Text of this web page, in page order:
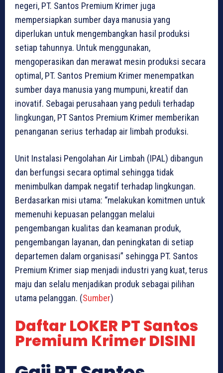
negeri, PT. Santos Premium Krimer juga
mempersiapkan sumber daya manusia yang
diperlukan untuk mengembangkan hasil produksi
setiap tahunnya. Untuk menggunakan,
mengoperasikan dan merawat mesin produksi secara
optimal, PT. Santos Premium Krimer menempatkan
sumber daya manusia yang mumpuni, kreatif dan
inovatif. Sebagai perusahaan yang peduli terhadap
lingkungan, PT Santos Premium Krimer memberikan
penanganan serius terhadap air limbah produksi.
Unit Instalasi Pengolahan Air Limbah (IPAL) dibangun
dan berfungsi secara optimal sehingga tidak
menimbulkan dampak negatif terhadap lingkungan.
Berdasarkan misi utama: “melakukan komitmen untuk
memenuhi kepuasan pelanggan melalui
pengembangan kualitas dan keamanan produk,
pengembangan layanan, dan peningkatan di setiap
departemen dalam organisasi” sehingga PT. Santos
Premium Krimer siap menjadi industri yang kuat, terus
maju dan selalu menjadikan produk sebagai pilihan
utama pelanggan. (Sumber)
Daftar LOKER PT Santos
Premium Krimer DISINI